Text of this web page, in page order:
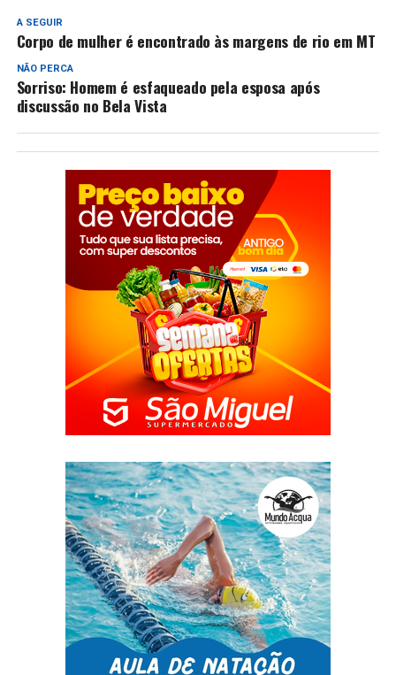
A SEGUIR
Corpo de mulher é encontrado às margens de rio em MT
NÃO PERCA
Sorriso: Homem é esfaqueado pela esposa após
discussão no Bela Vista